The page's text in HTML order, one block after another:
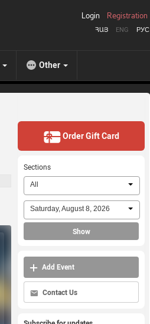
ՀԱՅ ENG РУС
Login Registration
Other
Order Gift Card
Sections
All
Saturday, August 8, 2026
Show
Add Event
Contact Us